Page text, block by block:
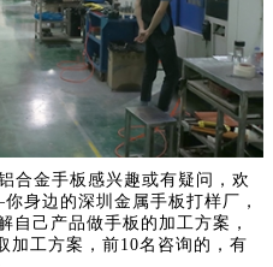
合金手板感兴趣或有疑问，欢
身边的深圳金属手板打样厂，
自己产品做手板的加工方案，
加工方案，前10名咨询的，有